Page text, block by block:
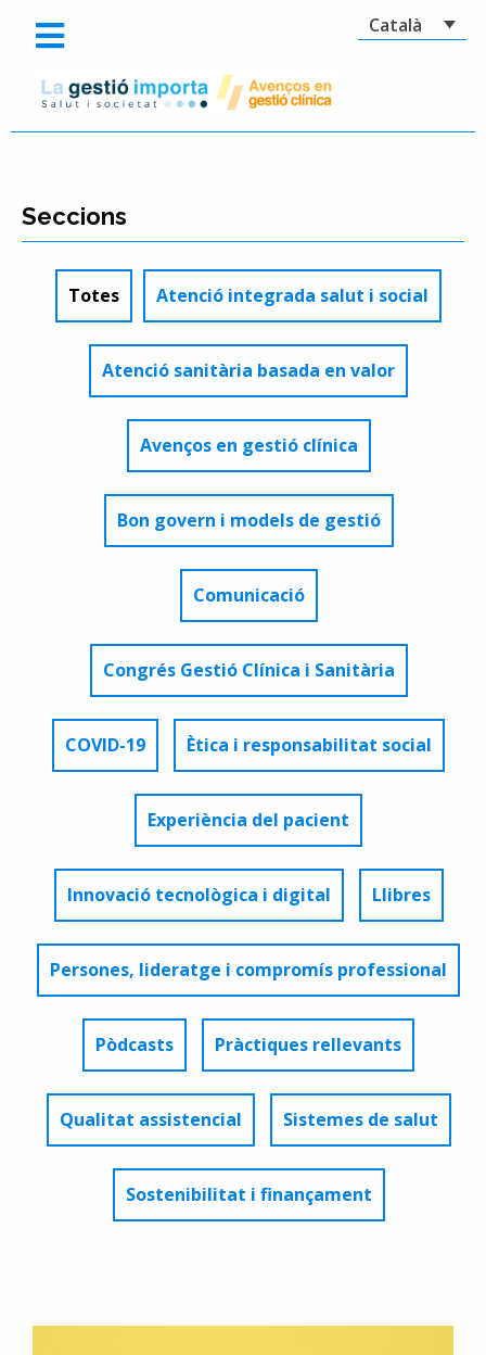
Català
Seccions
Totes Atenció integrada salut i social
Atenció sanitària basada en valor
Avenços en gestió clínica
Bon govern i models de gestió
Comunicació
Congrés Gestió Clínica i Sanitària
COVID-19 Ètica i responsabilitat social
Experiència del pacient
Innovació tecnològica i digital Llibres
Persones, lideratge i compromís professional
Pòdcasts Pràctiques rellevants
Qualitat assistencial Sistemes de salut
Sostenibilitat i finançament